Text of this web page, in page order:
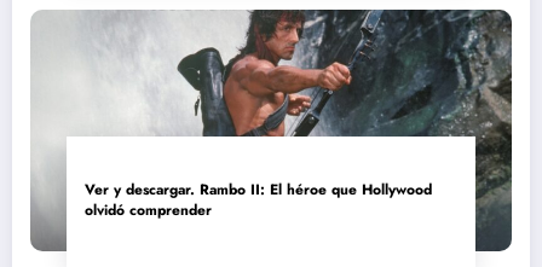
Ver y descargar. Rambo II: El héroe que Hollywood
olvidó comprender